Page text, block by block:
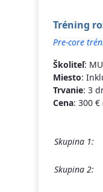
Tréning
Pre-core
Školiteľ:
Miesto:
Trvanie: 3
Cena: 300
Skupina 1:
Skupina 2: